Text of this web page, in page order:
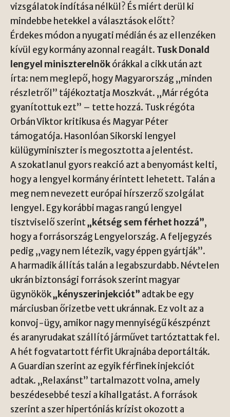
vizsgálatok indítása nélkül? És miért derül ki
mindebbe hetekkel a választások előtt?
Érdekes módon a nyugati médián és az ellenzéken
kívül egy kormány azonnal reagált. Tusk Donald
lengyel miniszterelnökórákkal a cikk után azt
írta: nem meglepő, hogy Magyarország „minden
részletről” tájékoztatja Moszkvát. „Már régóta
gyanítottuk ezt” – tette hozzá. Tusk régóta
Orbán Viktor kritikusa és Magyar Péter
támogatója. Hasonlóan Sikorski lengyel
külügyminiszter is megosztotta a jelentést.
A szokatlanul gyors reakció azt a benyomást kelti,
hogy a lengyel kormány érintett lehetett. Talán a
meg nem nevezett európai hírszerző szolgálat
lengyel. Egy korábbi magas rangú lengyel
tisztviselő szerint„kétség sem férhet hozzá”,
hogy a forrásország Lengyelország. A feljegyzés
pedig „vagy nem létezik, vagy éppen gyártják”.
A harmadik állítás talán a legabszurdabb. Névtelen
ukrán biztonsági források szerint magyar
ügynökök„kényszerinjekciót” adtak be egy
márciusban őrizetbe vett ukránnak. Ez volt az a
konvoj-ügy, amikor nagy mennyiségű készpénzt
és aranyrudakat szállító járművet tartóztattak fel.
A hét fogvatartott férfit Ukrajnába deportálták.
A Guardian szerint az egyik férfinek injekciót
adtak. „Relaxánst” tartalmazott volna, amely
beszédesebbé teszi a kihallgatást. A források
szerint a szer hipertóniás krízist okozott a